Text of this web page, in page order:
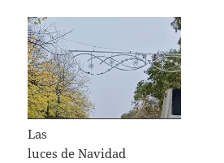
Las
luces de Navidad